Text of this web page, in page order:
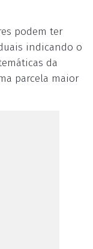
podem ter
indicando o
da
parcela maior